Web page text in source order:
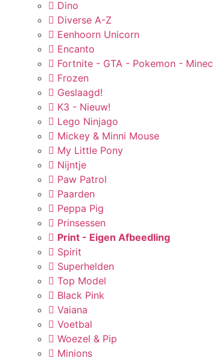
Dino
Diverse A-Z
Eenhoorn Unicorn
Encanto
Fortnite - GTA - Pokemon - Minec
Frozen
Geslaagd!
K3 - Nieuw!
Lego Ninjago
Mickey & Minni Mouse
My Little Pony
Nijntje
Paw Patrol
Paarden
Peppa Pig
Prinsessen
Print - Eigen Afbeedling
Spirit
Superhelden
Top Model
Black Pink
Vaiana
Voetbal
Woezel & Pip
Minions